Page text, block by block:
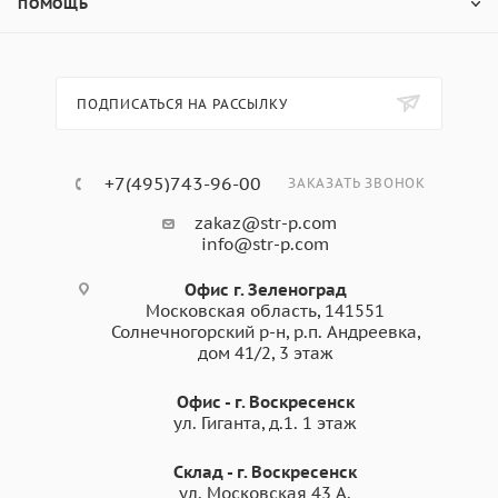
ПОМОЩЬ
ПОДПИСАТЬСЯ НА РАССЫЛКУ
+7(495)743-96-00 ЗАКАЗАТЬ ЗВОНОК
zakaz@str-p.com
info@str-p.com
Офис г. Зеленоград
Московская область, 141551
Солнечногорский р-н, р.п. Андреевка,
дом 41/2, 3 этаж
Офис - г. Воскресенск
ул. Гиганта, д.1. 1 этаж
Склад - г. Воскресенск
ул. Московская 43 А.